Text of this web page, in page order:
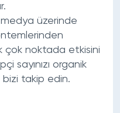
üzerinde
çok noktada etkisini
sayınızı organik
takip edin.